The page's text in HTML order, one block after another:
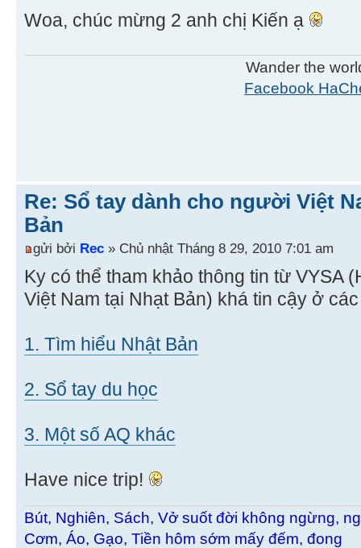
Woa, chúc mừng 2 anh chị Kiến ạ
Wander the
Facebook
Re: Sổ tay dành cho người Việt
Bản
gửi bởi Rec » Chủ nhật Tháng 8 29, 2010 7:01 am
Ky có thể tham khảo thông tin từ VYSA
Việt Nam tại Nhạt Bản) khá tin cậy ở
1. Tìm hiểu Nhật Bản
2. Sổ tay du học
3. Một số AQ khác
Have nice trip!
Bút, Nghiên, Sách, Vở suốt đời không ngừng,
Cơm, Áo, Gạo, Tiền hôm sớm mấy đếm, đong